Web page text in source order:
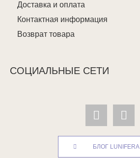
Доставка и оплата
Контактная информация
Возврат товара
СОЦИАЛЬНЫЕ СЕТИ
БЛОГ LUNIFERA